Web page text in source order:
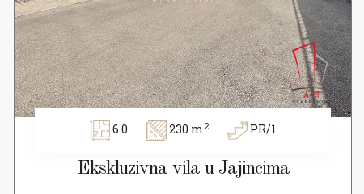
6.0 230 m2 PR/1
Ekskluzivna vila u Jajincima